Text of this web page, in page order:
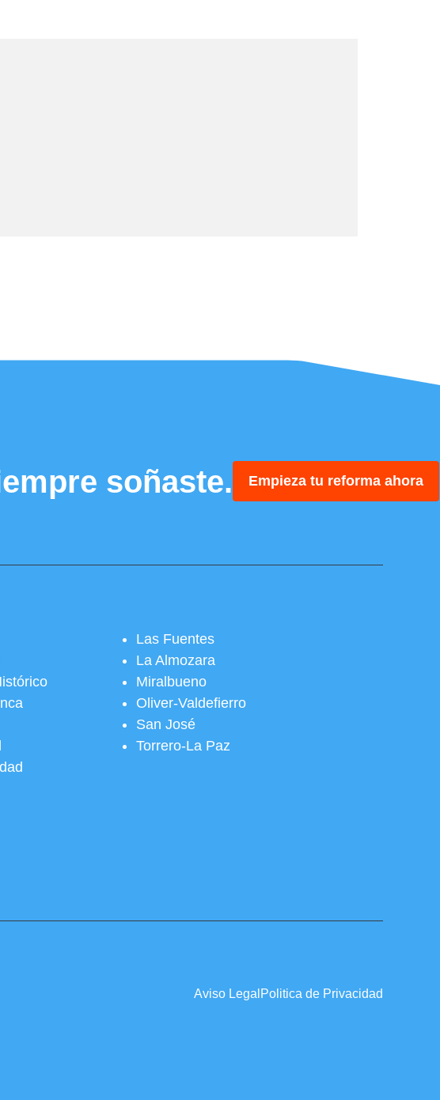
soñaste. Empieza tu reforma ahora
Las Fuentes
La Almozara
Miralbueno
Oliver-Valdefierro
San José
Torrero-La Paz
Aviso Legal Politica de Privacidad